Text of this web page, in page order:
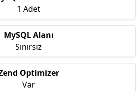
1 Adet
MySQL Alanı
Sınırsız
Optimizer
Var